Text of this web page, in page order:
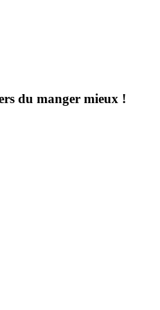
du manger mieux !